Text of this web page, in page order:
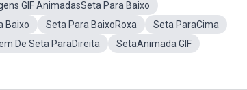
GIF AnimadasSeta Para Baixo
Baixo Seta Para BaixoRoxa
Seta ParaCima
De Seta ParaDireita
SetaAnimada GIF